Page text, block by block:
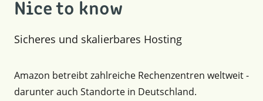
Nice to know
Sicheres und skalierbares Hosting
Amazon betreibt zahlreiche Rechenzentren weltweit -
darunter auch Standorte in Deutschland.